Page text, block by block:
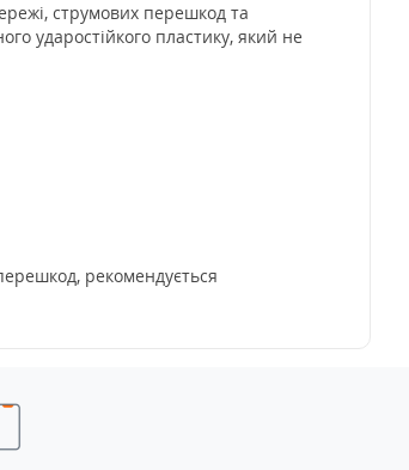
струмових перешкод та
ударостійкого пластику, який не
рекомендується